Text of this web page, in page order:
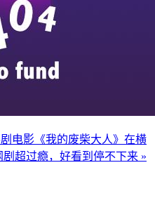
电影《我的废柴大人》在横
超过瘾，好看到停不下来 »